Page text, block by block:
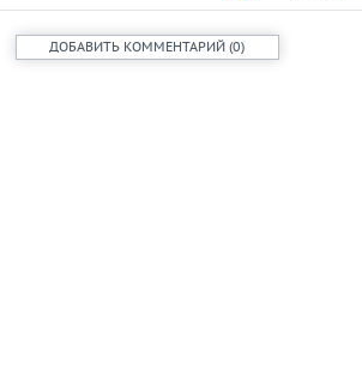
ДОБАВИТЬ КОММЕНТАРИЙ (0)